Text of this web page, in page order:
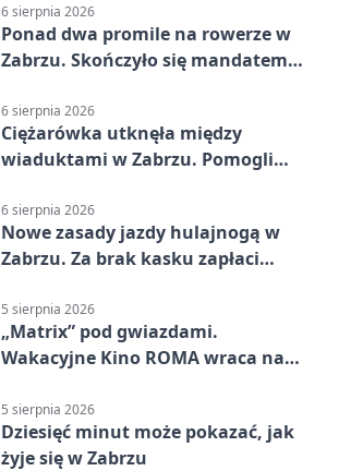
6 sierpnia 2026
Ponad dwa promile na rowerze w
Zabrzu. Skończyło się mandatem
6 sierpnia 2026
Ciężarówka utknęła między
wiaduktami w Zabrzu. Pomogli
6 sierpnia 2026
Nowe zasady jazdy hulajnogą w
Zabrzu. Za brak kasku zapłaci
5 sierpnia 2026
„Matrix” pod gwiazdami.
Wakacyjne Kino ROMA wraca na
5 sierpnia 2026
Dziesięć minut może pokazać, jak
żyje się w Zabrzu